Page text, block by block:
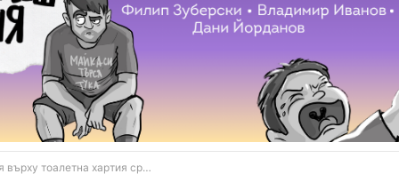
хартия срещу самоубийства в Япония